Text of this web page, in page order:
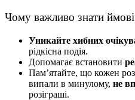
Чому важливо знати
Уникайте хибних
рідкісна подія.
Допомагає встановити
Пам’ятайте, що кожен
випали в минулому, не
розіграші.